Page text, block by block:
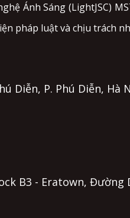
Ánh Sáng (LightJSC)
pháp luật và chịu trách
Diễn, P. Phú Diễn, Hà
B3 - Eratown,